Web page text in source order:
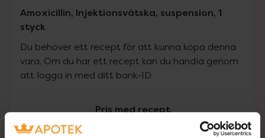
Amoxicillin, Injektionsvätska, suspension, 1
styck
Du behöver ett recept för att kunna köpa denna
vara. Om du har ett recept kan du handla genom
att logga in med ditt bank-ID.
Pris med recept
Högkostnadsskyddet gäller inte